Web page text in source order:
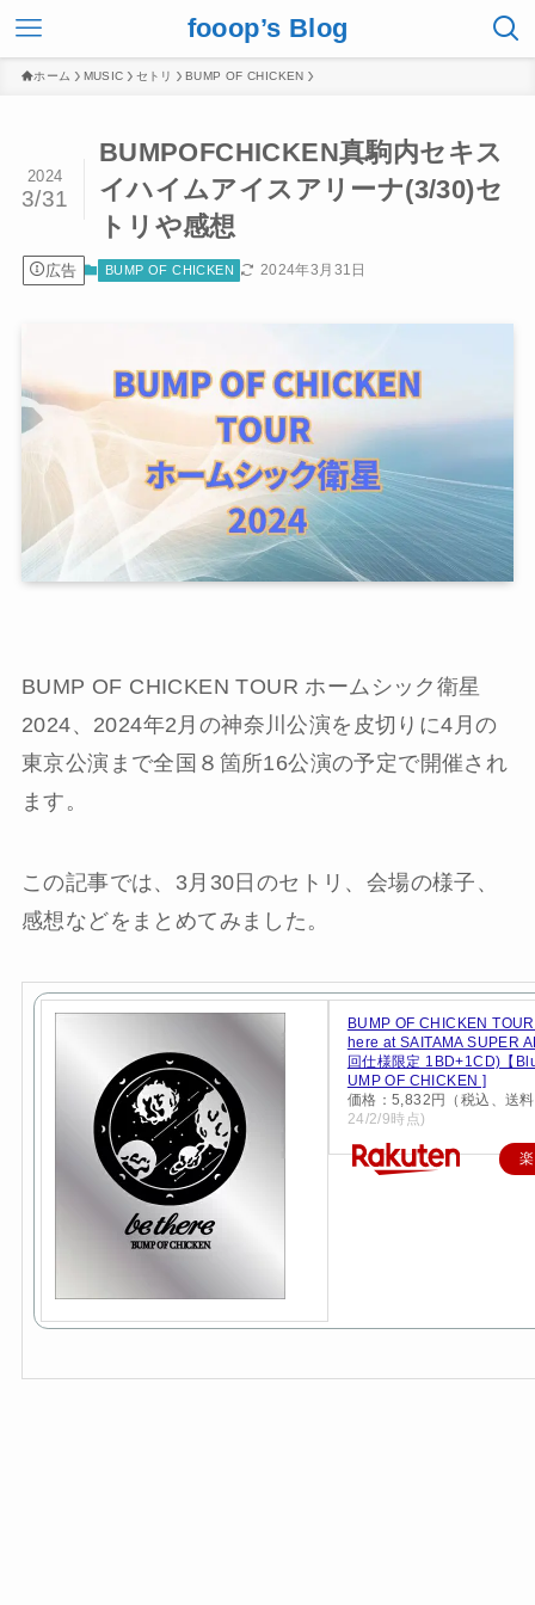
fooop’s Blog
ホーム MUSIC セトリ BUMP OF CHICKEN
BUMPOFCHICKEN真駒内セキス
イハイムアイスアリーナ(3/30)セ
トリや感想
2024
3/31
広告 BUMP OF CHICKEN 2024年3月31日
BUMP OF CHICKEN TOUR ホームシック衛星
2024、2024年2月の神奈川公演を皮切りに4月の
東京公演まで全国８箇所16公演の予定で開催され
ます。
この記事では、3月30日のセトリ、会場の様子、
感想などをまとめてみました。
BUMP OF CHICKEN
here at SAITAMA SUPER
回仕様限定 1BD+1CD)【
UMP OF CHICKEN ]
価格：5,832円（税込、送
24/2/9時点)